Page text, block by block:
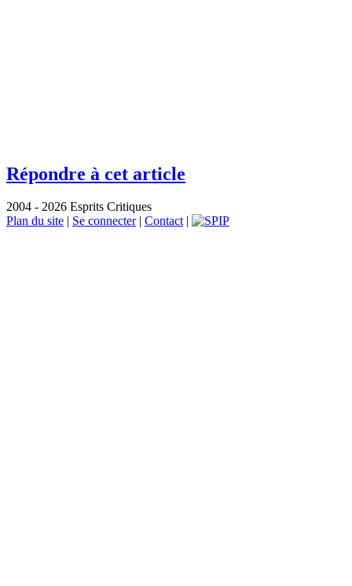
Répondre à cet article
2004 - 2026 Esprits Critiques
Plan du site | Se connecter| Contact|